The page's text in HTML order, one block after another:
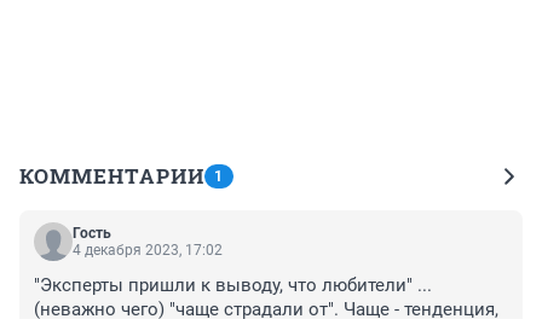
КОММЕНТАРИИ 1
Гость
4 декабря 2023, 17:02
"Эксперты пришли к выводу, что любители" ...
(неважно чего) "чаще страдали от". Чаще - тенденция,